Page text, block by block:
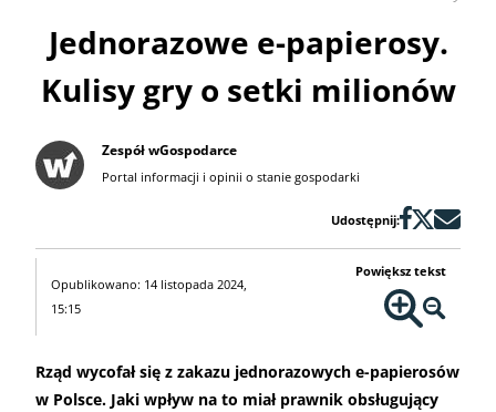
Jednorazowe e-papierosy.
Kulisy gry o setki milionów
Zespół wGospodarce
Portal informacji i opinii o stanie gospodarki
Udostępnij:
Opublikowano: 14 listopada 2024,
15:15
Powiększ tekst
Rząd wycofał się z zakazu jednorazowych e-papierosów
w Polsce. Jaki wpływ na to miał prawnik obsługujący